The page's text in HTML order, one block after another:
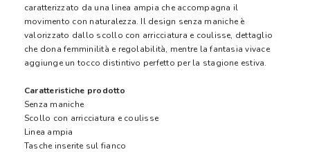
caratterizzato da una linea ampia che accompagna il
movimento con naturalezza. Il design senza maniche è
valorizzato dallo scollo con arricciatura e coulisse, dettaglio
che dona femminilità e regolabilità, mentre la fantasia vivace
aggiunge un tocco distintivo perfetto per la stagione estiva.
Caratteristiche prodotto
Senza maniche
Scollo con arricciatura e coulisse
Linea ampia
Tasche inserite sul fianco